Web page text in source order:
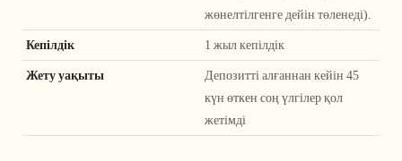
жөнелтілгенге дейін төленеді).
Кепілдік 1 жыл кепілдік
Жету уақыты
Депозитті алғаннан кейін 45
күн өткен соң үлгілер қол
жетімді